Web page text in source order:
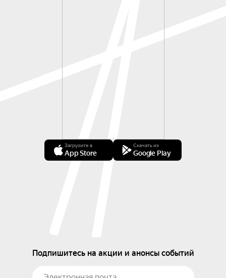
Загрузите в
App Store
Скачать из
Google Play
Подпишитесь на акции и анонсы событий